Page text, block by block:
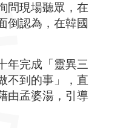
問現場聽眾，在
倒認為，在韓國
年完成「靈異三
不到的事」，直
由孟婆湯，引導